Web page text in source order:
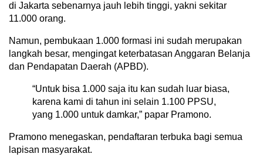
di Jakarta sebenarnya jauh lebih tinggi, yakni sekitar
11.000 orang.
Namun, pembukaan 1.000 formasi ini sudah merupakan
langkah besar, mengingat keterbatasan Anggaran Belanja
dan Pendapatan Daerah (APBD).
“Untuk bisa 1.000 saja itu kan sudah luar biasa,
karena kami di tahun ini selain 1.100 PPSU,
yang 1.000 untuk damkar,” papar Pramono.
Pramono menegaskan, pendaftaran terbuka bagi semua
lapisan masyarakat.